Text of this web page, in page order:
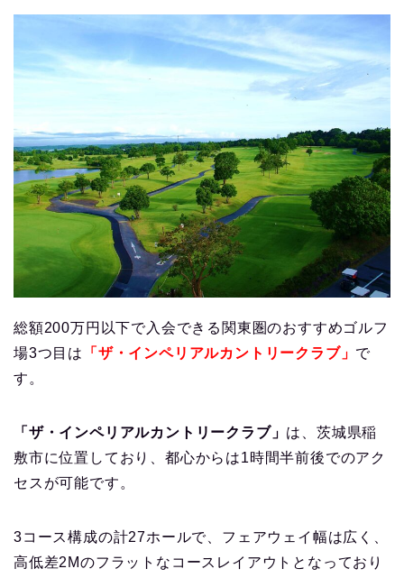
総額200万円以下で入会できる関東圏のおすすめゴルフ
場3つ目は
「ザ・インペリアルカントリークラブ」 で
す。
「ザ・インペリアルカントリークラブ」 は、茨城県稲
敷市に位置しており、都心からは1時間半前後でのアク
セスが可能です。
3コース構成の計27ホールで、フェアウェイ幅は広く、
高低差2Mのフラットなコースレイアウトとなっており